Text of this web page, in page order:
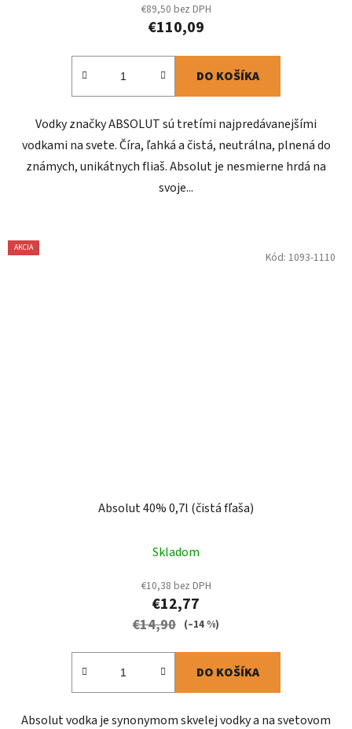
€89,50 bez DPH
€110,09
DO KOŠÍKA
Vodky značky ABSOLUT sú tretími najpredávanejšími
vodkami na svete. Číra, ľahká a čistá, neutrálna, plnená do
známych, unikátnych fliaš. Absolut je nesmierne hrdá na
svoje...
AKCIA
Absolut 40% 0,7l (čistá fľaša)
Skladom
€10,38 bez DPH
€12,77
€14,90 (–14 %)
DO KOŠÍKA
Absolut vodka je synonymom skvelej vodky a na svetovom
Kód: 1093-1110